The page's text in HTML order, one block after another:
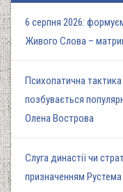
6 серпня 2026:
Живого Слова –
Психопатична
позбувається
Олена Вострова
Слуга династії чи
призначенням